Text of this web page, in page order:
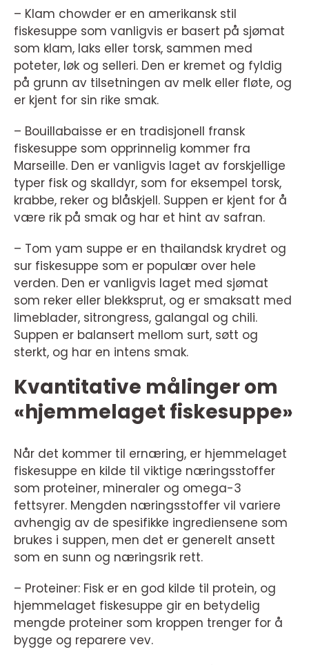
– Klam chowder er en amerikansk stil
fiskesuppe som vanligvis er basert på sjømat
som klam, laks eller torsk, sammen med
poteter, løk og selleri. Den er kremet og fyldig
på grunn av tilsetningen av melk eller fløte, og
er kjent for sin rike smak.
– Bouillabaisse er en tradisjonell fransk
fiskesuppe som opprinnelig kommer fra
Marseille. Den er vanligvis laget av forskjellige
typer fisk og skalldyr, som for eksempel torsk,
krabbe, reker og blåskjell. Suppen er kjent for å
være rik på smak og har et hint av safran.
– Tom yam suppe er en thailandsk krydret og
sur fiskesuppe som er populær over hele
verden. Den er vanligvis laget med sjømat
som reker eller blekksprut, og er smaksatt med
limeblader, sitrongress, galangal og chili.
Suppen er balansert mellom surt, søtt og
sterkt, og har en intens smak.
Kvantitative målinger om
«hjemmelaget fiskesuppe»
Når det kommer til ernæring, er hjemmelaget
fiskesuppe en kilde til viktige næringsstoffer
som proteiner, mineraler og omega-3
fettsyrer. Mengden næringsstoffer vil variere
avhengig av de spesifikke ingrediensene som
brukes i suppen, men det er generelt ansett
som en sunn og næringsrik rett.
– Proteiner: Fisk er en god kilde til protein, og
hjemmelaget fiskesuppe gir en betydelig
mengde proteiner som kroppen trenger for å
bygge og reparere vev.